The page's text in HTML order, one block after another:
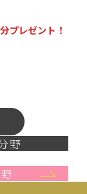
プレゼント！
野